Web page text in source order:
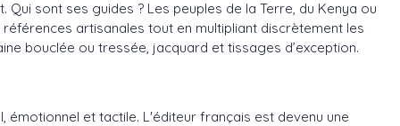
sont ses guides ? Les peuples de la Terre, du Kenya ou
artisanales tout en multipliant discrètement les
bouclée ou tressée, jacquard et tissages d’exception.
émotionnel et tactile. L'éditeur français est devenu une